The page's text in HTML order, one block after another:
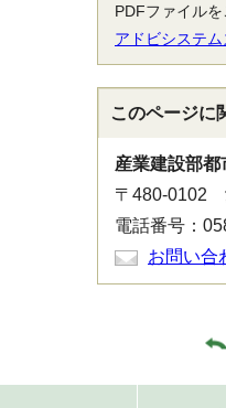
PDFファイル
アドビシステム
このページに
産業建設部
〒480-0102
電話番号：
お問い合